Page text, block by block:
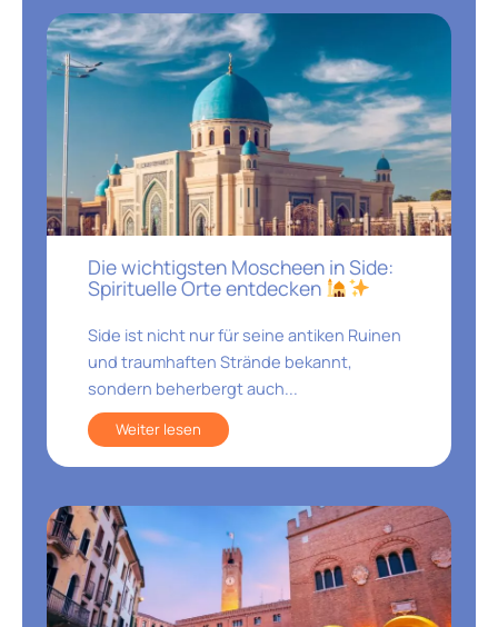
Die wichtigsten Moscheen in Side:
Spirituelle Orte entdecken
Side ist nicht nur für seine antiken Ruinen
und traumhaften Strände bekannt,
sondern beherbergt auch...
Weiter lesen